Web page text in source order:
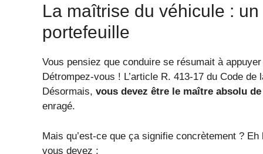
La maîtrise du véhicule :
portefeuille
Vous pensiez que conduire se résumait à
Détrompez-vous ! L’article R. 413-17 du Code
Désormais, vous devez être le maître absolu
enragé.
Mais qu’est-ce que ça signifie concrètement ?
vous devez :